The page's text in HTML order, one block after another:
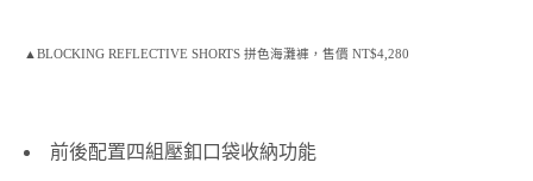
▲BLOCKING REFLECTIVE SHORTS 拼色海灘褲，售價 NT$4,280
前後配置四組壓釦口袋收納功能